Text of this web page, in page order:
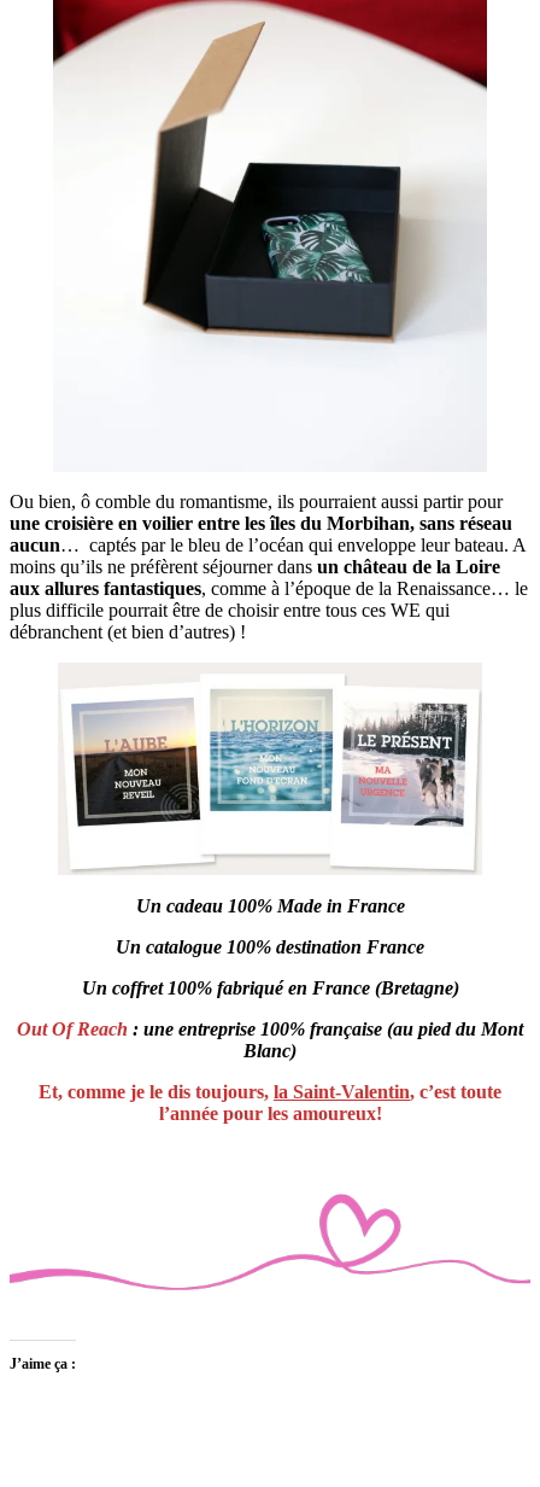
Ou bien, ô comble du romantisme, ils pourraient aussi partir pour
une croisière en voilier entre les îles du Morbihan, sans réseau
aucun… captés par le bleu de l’océan qui enveloppe leur bateau. A
moins qu’ils ne préfèrent séjourner dans un château de la Loire
aux allures fantastiques, comme à l’époque de la Renaissance… le
plus difficile pourrait être de choisir entre tous ces WE qui
débranchent (et bien d’autres) !
Un cadeau 100% Made in France
Un catalogue 100% destination France
Un coffret 100% fabriqué en France (Bretagne)
Out Of Reach : une entreprise 100% française (au pied du Mont
Blanc)
Et, comme je le dis toujours, la Saint-Valentin, c’est toute
l’année pour les amoureux!
J’aime ça :